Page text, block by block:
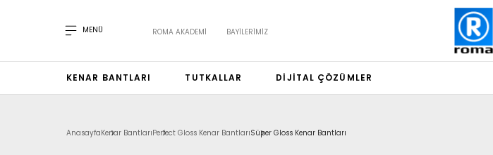
MENÜ ROMA AKADEMI BAYILERIMIZ
KENAR BANTLARI TUTKALLAR DIJITAL ÇÖZÜMLER
AnasayfaKenar BantlarıPerfect Gloss Kenar BantlarıSüper Gloss Kenar Bantları